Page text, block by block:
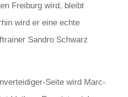
Freiburg wird, bleibt
wird er eine echte
Sandro Schwarz
Seite wird Marc-